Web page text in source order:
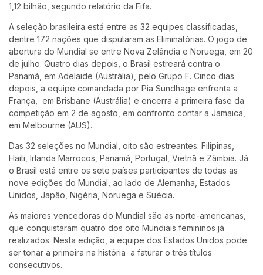
1,12 bilhão, segundo relatório da Fifa.
A seleção brasileira está entre as 32 equipes classificadas,
dentre 172 nações que disputaram as Eliminatórias. O jogo de
abertura do Mundial se entre Nova Zelândia e Noruega, em 20
de julho. Quatro dias depois, o Brasil estreará contra o
Panamá, em Adelaide (Austrália), pelo Grupo F. Cinco dias
depois, a equipe comandada por Pia Sundhage enfrenta a
França, em Brisbane (Austrália) e encerra a primeira fase da
competição em 2 de agosto, em confronto contar a Jamaica,
em Melbourne (AUS).
Das 32 seleções no Mundial, oito são estreantes: Filipinas,
Haiti, Irlanda Marrocos, Panamá, Portugal, Vietnã e Zâmbia. Já
o Brasil está entre os sete países participantes de todas as
nove edições do Mundial, ao lado de Alemanha, Estados
Unidos, Japão, Nigéria, Noruega e Suécia.
As maiores vencedoras do Mundial são as norte-americanas,
que conquistaram quatro dos oito Mundiais femininos já
realizados. Nesta edição, a equipe dos Estados Unidos pode
ser tonar a primeira na história a faturar o três títulos
consecutivos.